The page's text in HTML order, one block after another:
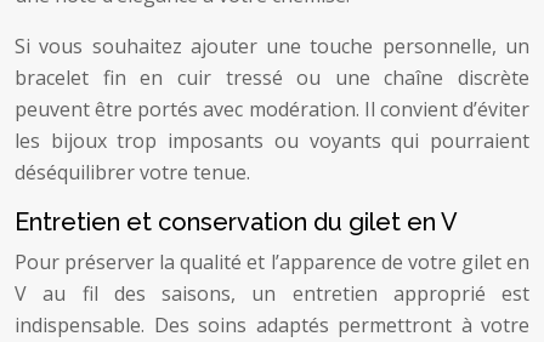
Si vous souhaitez ajouter une touche personnelle, un
bracelet fin en cuir tressé ou une chaîne discrète
peuvent être portés avec modération. Il convient d’éviter
les bijoux trop imposants ou voyants qui pourraient
déséquilibrer votre tenue.
Entretien et conservation du gilet en V
Pour préserver la qualité et l’apparence de votre gilet en
V au fil des saisons, un entretien approprié est
indispensable. Des soins adaptés permettront à votre